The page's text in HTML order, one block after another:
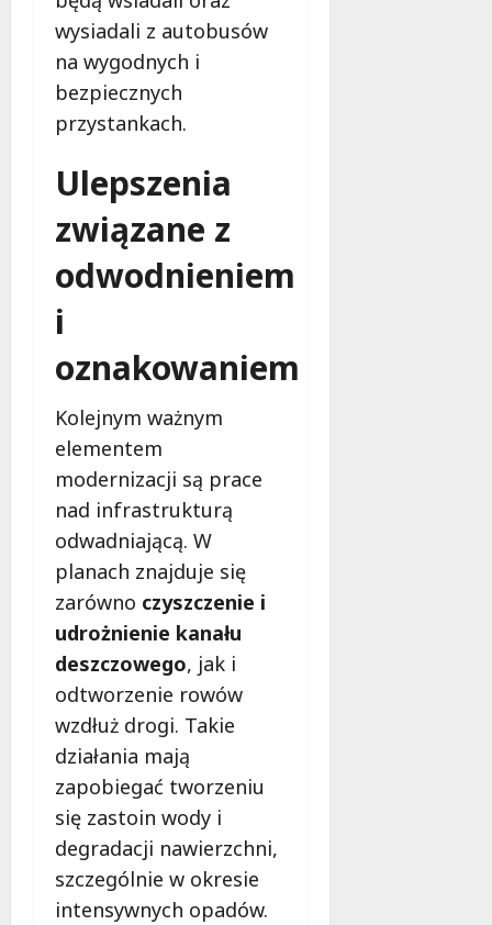
wysiadali z autobusów
na wygodnych i
bezpiecznych
przystankach.
Ulepszenia
związane z
odwodnieniem
i
oznakowaniem
Kolejnym ważnym
elementem
modernizacji są prace
nad infrastrukturą
odwadniającą. W
planach znajduje się
zarówno czyszczenie i
udrożnienie kanału
deszczowego, jak i
odtworzenie rowów
wzdłuż drogi. Takie
działania mają
zapobiegać tworzeniu
się zastoin wody i
degradacji nawierzchni,
szczególnie w okresie
intensywnych opadów.